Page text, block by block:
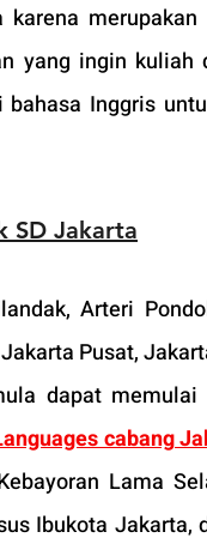
yang ingin kuliah
Inggris
SD Jakarta
Arteri
Pusat,
dapat
cabang
Lama
Ibukota